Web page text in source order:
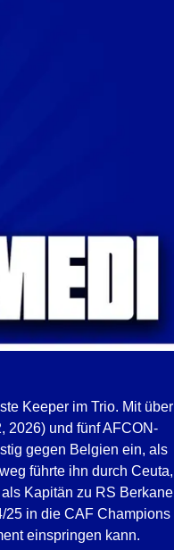
Keeper im Trio. Mit über
2026) und fünf AFCON-
gegen Belgien ein, als
führte ihn durch Ceuta,
Kapitän zu RS Berkane
25 in die CAF Champions
einspringen kann.